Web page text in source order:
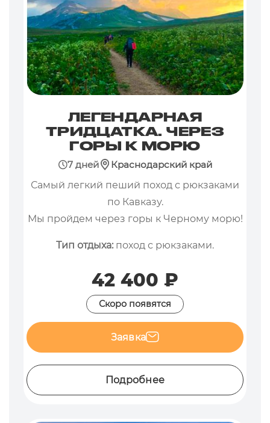
ЛЕГЕНДАРНАЯ
ТРИДЦАТКА. ЧЕРЕЗ
ГОРЫ К МОРЮ
7 дней
Краснодарский край
Самый легкий пеший поход с рюкзаками
по Кавказу.
Мы пройдем через горы к Черному морю!
Тип отдыха: поход с рюкзаками.
42 400 ₽
Скоро появятся
Подробнее
Заявка